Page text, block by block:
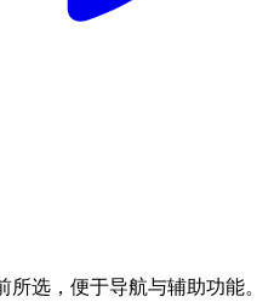
选，便于导航与辅助功能。